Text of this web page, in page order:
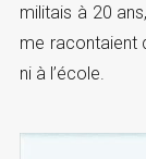
militais à 20
me racontaient
ni à l’école.